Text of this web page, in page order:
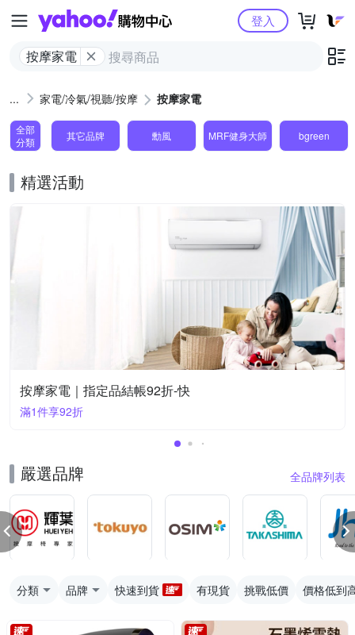
Yahoo購物中心
按摩家電
登入
家電/冷氣/視聽/按摩 按摩家電
全部
分類
其它品牌 勳風 MRF健身大師 bgreen
精選活動
按摩家電｜指定品結帳92折-快
滿1件享92折
嚴選品牌 全品牌列表
分類 品牌 快速到貨 有現貨 挑戰低價 價格低到